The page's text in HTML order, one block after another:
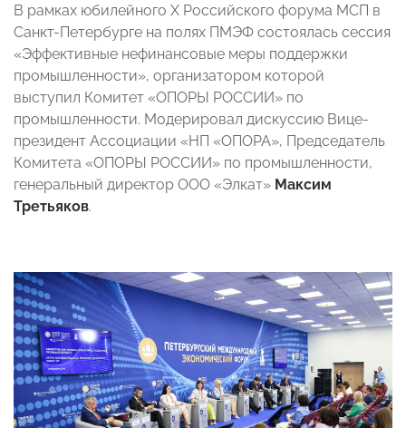
В рамках юбилейного X Российского форума МСП в
Санкт-Петербурге на полях ПМЭФ состоялась сессия
«Эффективные нефинансовые меры поддержки
промышленности», организатором которой
выступил Комитет «ОПОРЫ РОССИИ» по
промышленности. Модерировал дискуссию Вице-
президент Ассоциации «НП «ОПОРА», Председатель
Комитета «ОПОРЫ РОССИИ» по промышленности,
генеральный директор ООО «Элкат» Максим
Третьяков.